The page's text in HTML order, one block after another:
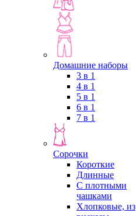
Домашние наборы
3 в 1
4 в 1
5 в 1
6 в 1
7 в 1
Сорочки
Короткие
Длинные
С плотными
чашками
Хлопковые, из